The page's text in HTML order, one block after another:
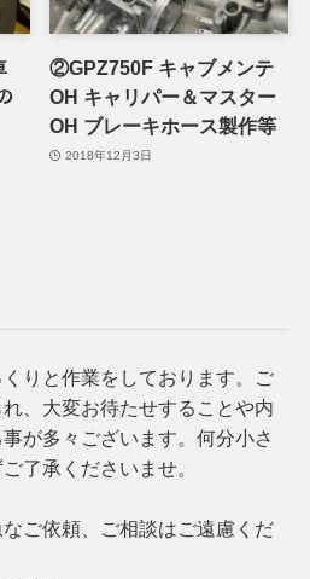
②GPZ750F キャブメンテ
OH キャリパー＆マスター
OH ブレーキホース製作等
2018年12月3日
りと作業をしております。ご
、大変お待たせすることや内
が多々ございます。何分小さ
了承くださいませ。
ご依頼、ご相談はご遠慮くだ